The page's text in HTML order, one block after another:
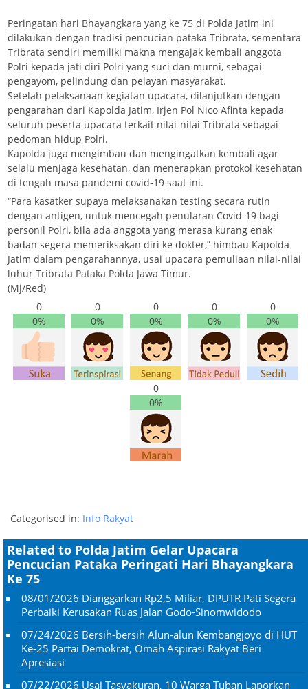
Peringatan hari Bhayangkara yang ke 75 di Polda Jatim ini
dilakukan dengan tradisi pencucian pataka Tribrata, sementara
Tribrata sendiri memiliki makna mengajak kembali anggota
Polri kepada jati diri Polri yang suci dan murni, sebagai
pengayom, pelindung dan pelayan masyarakat.
Setelah pelaksanaan kegiatan upacara, dilanjutkan dengan
pengarahan dari Kapolda Jatim, Irjen Pol Nico Afinta kepada
seluruh peserta upacara terkait nilai-nilai Tribrata sebagai
pedoman hidup Polri.
Kapolda juga mengimbau dan mengingatkan kembali agar
selalu menjaga kesehatan, dan menerapkan protokol kesehatan
di tengah masa pandemi covid-19 saat ini.
“Para kasatker supaya melaksanakan testing secara rutin
dengan antigen, untuk mencegah penularan Covid-19 bagi
personil Polri, bila ada anggota yang merasa kurang enak
badan segera memeriksakan diri ke dokter,” himbau Kapolda
Jatim dalam pengarahannya, usai upacara pemuliaan nilai-nilai
luhur Tribrata Pataka Polda Jawa Timur.
(Mj/Red)
0
0%
0
0%
0
0%
0
0%
0
0%
0
0%
Categorised in: Info Rakyat
Related to Polda Jatim Gelar Upacara
Pencucian Pataka Peringati Hari Bhayangkara
Ke 75
08/01/2026 Dianggarkan Rp2,5 Miliar, DPUTR Pati Segera
Perbaiki Kerusakan Ruas Jalan Godo-Sinomwidodo
07/24/2026 Bersih-bersih Alun-alun Kembangjoyo di HUT
Ke-25 Partai Demokrat, Omah Aspirasi Rakyat Beri
Apresiasi
07/22/2026 Usai Tasyakuran, 10 Warga Tuban Laporkan